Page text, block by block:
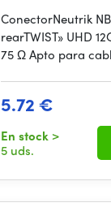
ConectorNeutrik
rearTWIST» UHD
75 Ω Apto para
5.72 €
En stock >
5 uds.